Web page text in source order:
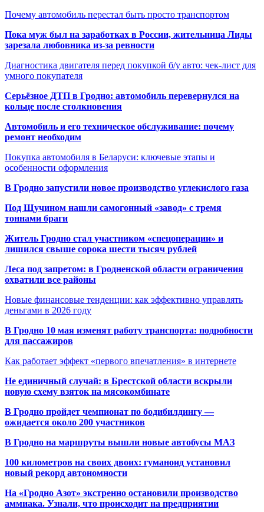
Почему автомобиль перестал быть просто транспортом
Пока муж был на заработках в России, жительница Лиды
зарезала любовника из-за ревности
Диагностика двигателя перед покупкой б/у авто: чек-лист для
умного покупателя
Серьёзное ДТП в Гродно: автомобиль перевернулся на
кольце после столкновения
Автомобиль и его техническое обслуживание: почему
ремонт необходим
Покупка автомобиля в Беларуси: ключевые этапы и
особенности оформления
В Гродно запустили новое производство углекислого газа
Под Щучином нашли самогонный «завод» с тремя
тоннами браги
Житель Гродно стал участником «спецоперации» и
лишился свыше сорока шести тысяч рублей
Леса под запретом: в Гродненской области ограничения
охватили все районы
Новые финансовые тенденции: как эффективно управлять
деньгами в 2026 году
В Гродно 10 мая изменят работу транспорта: подробности
для пассажиров
Как работает эффект «первого впечатления» в интернете
Не единичный случай: в Брестской области вскрыли
новую схему взяток на мясокомбинате
В Гродно пройдет чемпионат по бодибилдингу —
ожидается около 200 участников
В Гродно на маршруты вышли новые автобусы МАЗ
100 километров на своих двоих: гуманоид установил
новый рекорд автономности
На «Гродно Азот» экстренно остановили производство
аммиака. Узнали, что происходит на предприятии